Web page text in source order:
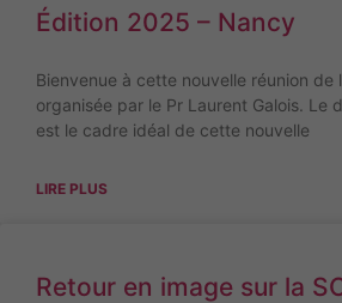
Édition 2025 – Nancy
Bienvenue à cette nouvelle réunion de
organisée par le Pr Laurent Galois. Le
est le cadre idéal de cette nouvelle
LIRE PLUS
Retour en image sur la